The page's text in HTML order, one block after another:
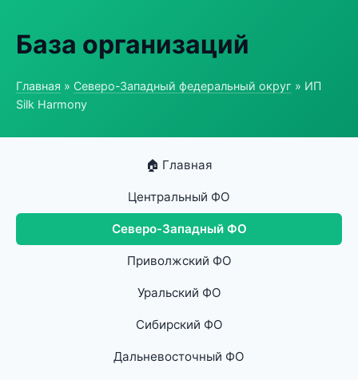
База организаций
Главная » Северо-Западный федеральный округ » ИП
Silk Harmony
🏠 Главная
Центральный ФО
Северо-Западный ФО
Приволжский ФО
Уральский ФО
Сибирский ФО
Дальневосточный ФО